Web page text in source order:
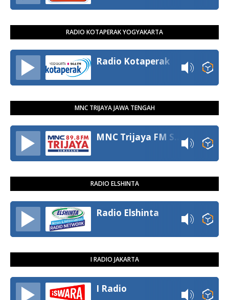
RADIO KOTAPERAK YOGYAKARTA
Radio Kotaperak
MNC TRIJAYA JAWA TENGAH
RADIO ELSHINTA
Radio Elshinta
I RADIO JAKARTA
I Radio